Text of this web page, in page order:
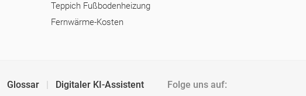
Teppich Fußbodenheizung
Fernwärme-Kosten
Glossar Digitaler KI-Assistent Folge uns auf: